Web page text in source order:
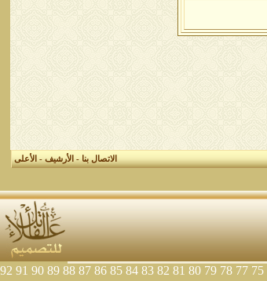
الاتصال بنا-الأرشيف-الأعلى
75
77
78
79
80
81
82
83
84
85
86
87
88
89
90
91
92